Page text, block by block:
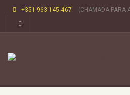
+351 963 145 467 (CHAMADA PARA